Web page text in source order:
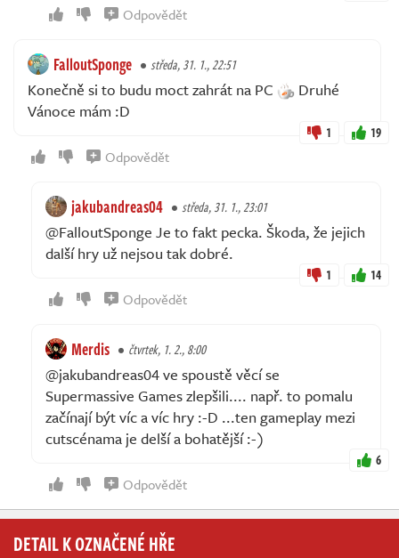
Odpovědět
FalloutSponge středa, 31. 1., 22:51
Konečně si to budu moct zahrát na PC
Druhé
Vánoce mám :D
1 19
Odpovědět
jakubandreas04 středa, 31. 1., 23:01
@FalloutSponge Je to fakt pecka. Škoda, že jejich
další hry už nejsou tak dobré.
1 14
Odpovědět
Merdis čtvrtek, 1. 2., 8:00
@jakubandreas04 ve spoustě věcí se
Supermassive Games zlepšili.... např. to pomalu
začínají být víc a víc hry :⁠-⁠D ...ten gameplay mezi
cutscénama je delší a bohatější :⁠-⁠)
6
Odpovědět
DETAIL K OZNAČENÉ HŘE